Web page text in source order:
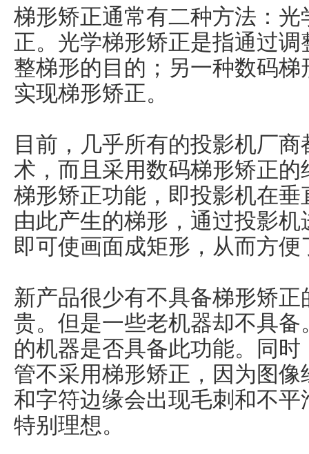
梯形矫正通常有二种方法：
正。光学梯形矫正是指通过
整梯形的目的；另一种数码
实现梯形矫正。
目前，几乎所有的投影机厂
术，而且采用数码梯形矫正
梯形矫正功能，即投影机在
由此产生的梯形，通过投影
即可使画面成矩形，从而方
新产品很少有不具备梯形矫
贵。但是一些老机器却不具
的机器是否具备此功能。同
管不采用梯形矫正，因为图
和字符边缘会出现毛刺和不
特别理想。